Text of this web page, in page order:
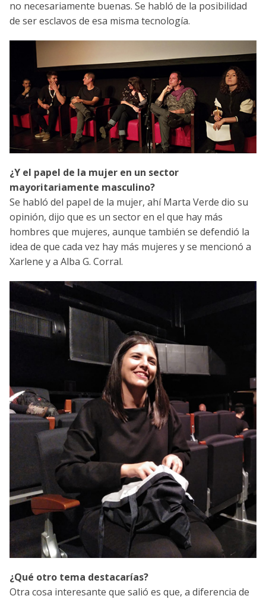
no necesariamente buenas. Se habló de la posibilidad
de ser esclavos de esa misma tecnología.
¿Y el papel de la mujer en un sector
mayoritariamente masculino?
Se habló del papel de la mujer, ahí Marta Verde dio su
opinión, dijo que es un sector en el que hay más
hombres que mujeres, aunque también se defendió la
idea de que cada vez hay más mujeres y se mencionó a
Xarlene y a Alba G. Corral.
¿Qué otro tema destacarías?
Otra cosa interesante que salió es que, a diferencia de